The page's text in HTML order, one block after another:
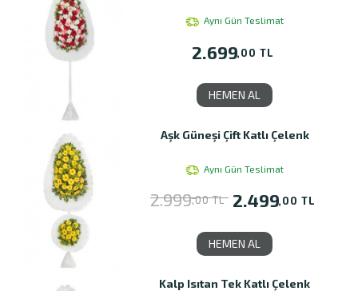
Aynı Gün Teslimat
2.699,00 TL
HEMEN AL
Aşk Güneşi Çift Katlı Çelenk
Aynı Gün Teslimat
2.999,00 TL 2.499,00 TL
HEMEN AL
Kalp Isıtan Tek Katlı Çelenk